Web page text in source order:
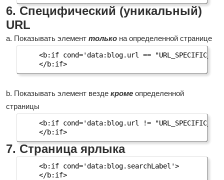
6. Специфический (уникальный)
URL
a. Показывать элемент толькона определенной странице
<b:if cond='data:blog.url ==
</b:if>
b. Показывать элемент везде кромеопределенной
страницы
<b:if cond='data:blog.url !=
</b:if>
7. Страница ярлыка
<b:if cond='data:blog.searchLabel'>
</b:if>